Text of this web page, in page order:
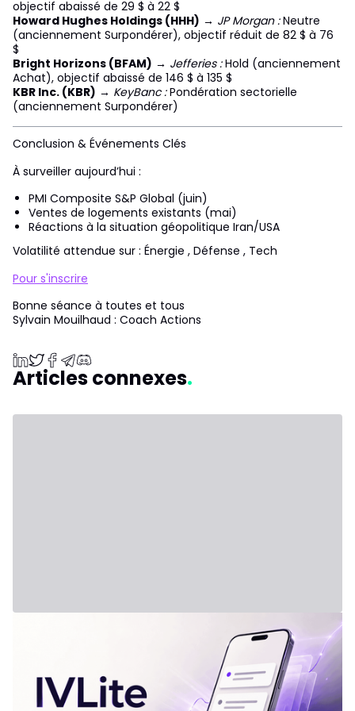
objectif abaissé de 29 $ à 22 $
Howard Hughes Holdings (HHH) → JP Morgan :Neutre
(anciennement Surpondérer), objectif réduit de 82 $ à 76
$
Bright Horizons (BFAM) → Jefferies :Hold (anciennement
Achat), objectif abaissé de 146 $ à 135 $
KBR Inc. (KBR) → KeyBanc :Pondération sectorielle
(anciennement Surpondérer)
Conclusion & Événements Clés
À surveiller aujourd’hui :
PMI Composite S&P Global (juin)
Ventes de logements existants (mai)
Réactions à la situation géopolitique Iran/USA
Volatilité attendue sur : Énergie , Défense , Tech
Pour s'inscrire
Bonne séance à toutes et tous
Sylvain Mouilhaud : Coach Actions
Articles connexes
IVLite : l'essentiel d'IVT en notifications, à 29€ par mois Les
plans clairs, les briefs et les débriefs de marché, livrés sur
ton téléphone et ton ordinateur. Rien d'autre. Le problème,
ce n'est pas le manque d'informations. C'est l'excès.
Chaque jour, des dizaines d'analyses, d'avis contradictoires